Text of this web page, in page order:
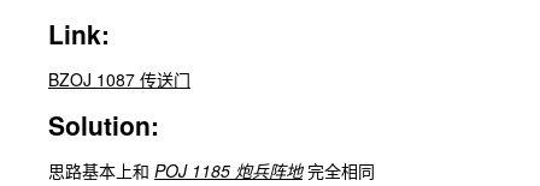
Link:
BZOJ 1087 传送门
Solution:
思路基本上和 POJ 1185 炮兵阵地完全相同